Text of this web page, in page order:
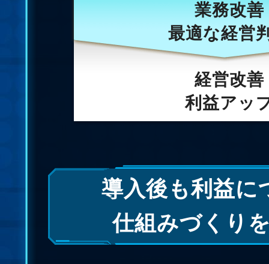
業務改善
最適な経営
経営改善
利益アッ
導入後も利益に
仕組みづくり